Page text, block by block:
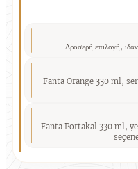
Δροσερή επιλογή,
Fanta Orange 330 ml,
Fanta Portakal 330 ml,